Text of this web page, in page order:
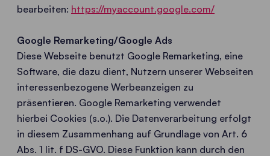
bearbeiten: https://myaccount.google.com/
Google Remarketing/Google Ads
Diese Webseite benutzt Google Remarketing, eine
Software, die dazu dient, Nutzern unserer Webseiten
interessenbezogene Werbeanzeigen zu
präsentieren. Google Remarketing verwendet
hierbei Cookies (s.o.). Die Datenverarbeitung erfolgt
in diesem Zusammenhang auf Grundlage von Art. 6
Abs. 1 lit. f DS-GVO. Diese Funktion kann durch den